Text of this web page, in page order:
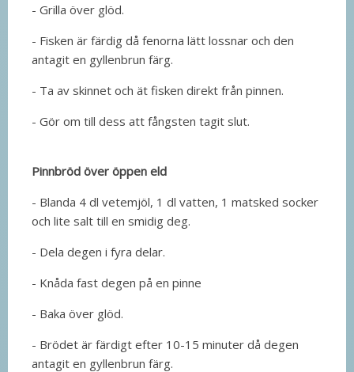
- Grilla över glöd.
- Fisken är färdig då fenorna lätt lossnar och den
antagit en gyllenbrun färg.
- Ta av skinnet och ät fisken direkt från pinnen.
- Gör om till dess att fångsten tagit slut.
Pinnbröd över öppen eld
- Blanda 4 dl vetemjöl, 1 dl vatten, 1 matsked socker
och lite salt till en smidig deg.
- Dela degen i fyra delar.
- Knåda fast degen på en pinne
- Baka över glöd.
- Brödet är färdigt efter 10-15 minuter då degen
antagit en gyllenbrun färg.